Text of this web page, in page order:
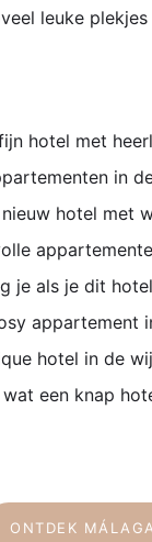
leuke
hotel met
in
hotel met
je als je dit
appartement
hotel in de
wat een knap
ONTDEK